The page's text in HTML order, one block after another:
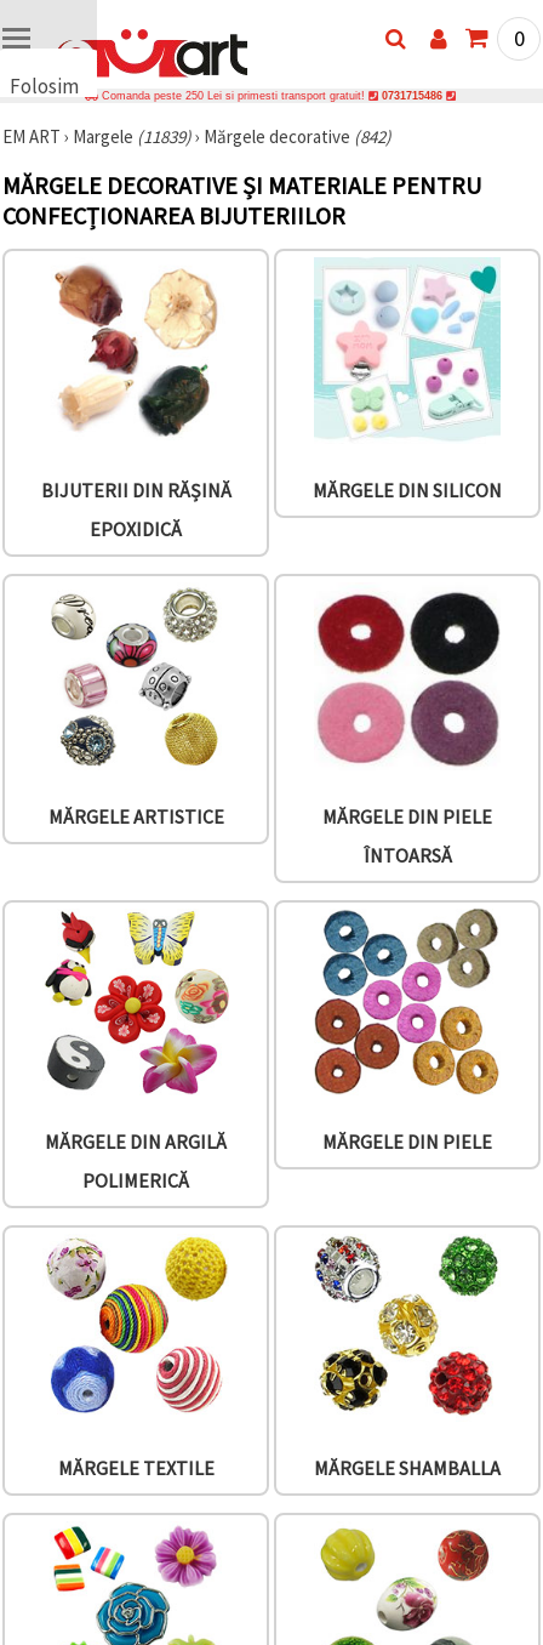
Folosim
uri
🍪 Folosim
cookie-uri
și
tehnologii
similare
pentru a
asigura
funcționarea
îmbunătăți
experiența
pentru a
analiza
conținut și
reclame
relevante,
inclusiv cu
partenerilor
noștri de
marketing.
Puteți fi de
cookie -
"acceptati
toate!" Sau
preferințele
în setări
un tip de
cookie -uri
făcând clic
"Salvați"
toate!
Setări
0
Comanda peste 250 Lei si primesti transport gratuit! 0731715486
EM ART › Margele (11839)› Mărgele decorative (842)
MĂRGELE DECORATIVE ȘI MATERIALE PENTRU
CONFECȚIONAREA BIJUTERIILOR
BIJUTERII DIN RĂȘINĂ
EPOXIDICĂ
MĂRGELE DIN SILICON
MĂRGELE ARTISTICE
MĂRGELE DIN PIELE
ÎNTOARSĂ
MĂRGELE DIN ARGILĂ
POLIMERICĂ
MĂRGELE DIN PIELE
MĂRGELE TEXTILE MĂRGELE SHAMBALLA